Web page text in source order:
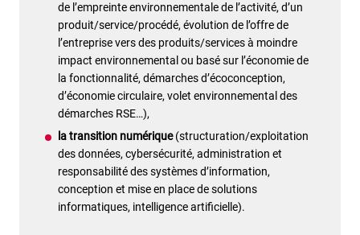
de l’empreinte environnementale de l’activité, d’un
produit/service/procédé, évolution de l’offre de
l’entreprise vers des produits/services à moindre
impact environnemental ou basé sur l’économie de
la fonctionnalité, démarches d’écoconception,
d’économie circulaire, volet environnemental des
démarches RSE…),
la transition numérique(structuration/exploitation
des données, cybersécurité, administration et
responsabilité des systèmes d’information,
conception et mise en place de solutions
informatiques, intelligence artificielle).